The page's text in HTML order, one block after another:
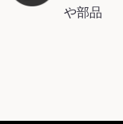
や部品